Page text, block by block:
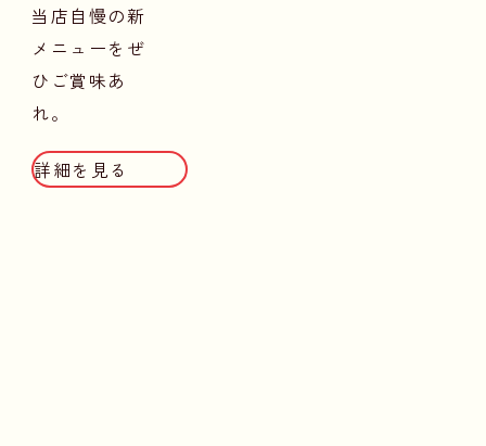
当店自慢の新
メニューをぜ
ひご賞味あ
れ。
詳細を見る